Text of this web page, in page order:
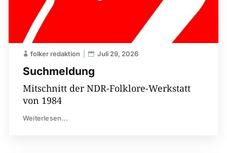
Suchmeldung
folker redaktion Juli 29, 2026
Mitschnitt der NDR-Folklore-Werkstatt
von 1984
Weiterlesen...